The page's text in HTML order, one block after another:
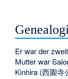
Er war der
Mutter war
Kinhira (西園寺